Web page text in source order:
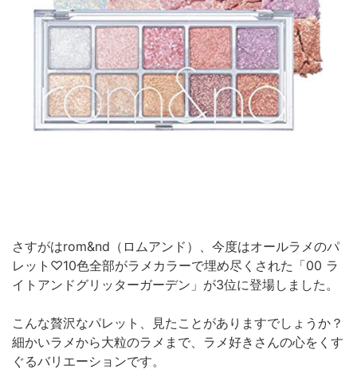
さすがはrom&nd（ロムアンド）、今度はオールラメのパ
レット♡10色全部がラメカラーで埋め尽くされた「00 ラ
イトアンドグリッターガーデン」が3位に登場しました。
こんな贅沢なパレット、見たことがありますでしょうか？
細かいラメから大粒のラメまで、ラメ好きさんの心をくす
ぐるバリエーションです。